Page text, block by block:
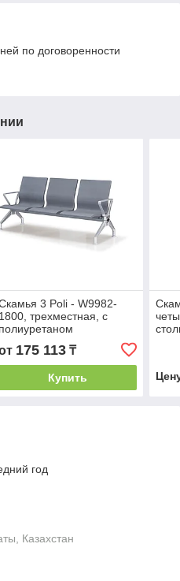
по договоренности
3 Poli - W9982-
1800, трехместная, с
полиуретаном
175 113₸
Купить
год
Казахстан